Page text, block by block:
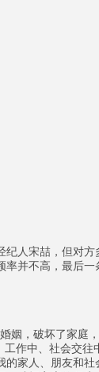
人宋喆，但对方
率并不高，最后一
姻，破坏了家庭
作中、社会交往
家人、朋友和社